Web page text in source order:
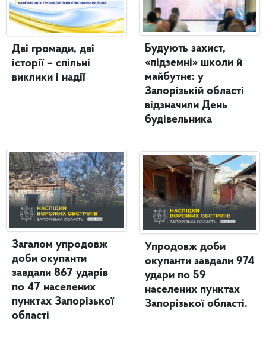
Дві громади, дві
історії – спільні
виклики і надії
Загалом упродовж
доби окупанти
завдали 867 ударів
по 47 населених
пунктах Запорізької
області
Будують захист,
«підземні» школи й
майбутнє: у
Запорізькій області
відзначили День
будівельника
Упродовж доби
окупанти завдали 974
удари по 59
населених пунктах
Запорізької області.